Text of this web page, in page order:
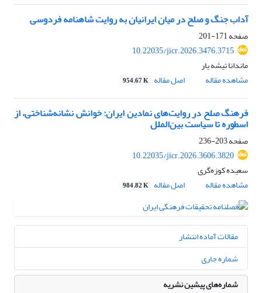
آداب جنگ و صلح در میان ایرانیان به روایت شاهنامه فردوسی
صفحه171-201
10.22035/jicr.2026.3476.3715
ماندانا تیشه یار
مشاهده مقاله
اصل مقاله 954.67 K
فرهنگ صلح در روایت‌های نمادین ایران: خوانش نشانه‌شناختی، از
اسطوره تا سیاست بین‌الملل
صفحه203-236
10.22035/jicr.2026.3606.3820
سعیده کوزه‌گری
مشاهده مقاله
اصل مقاله 984.82 K
مقالات آماده انتشار
شماره جاری
شماره‌های پیشین نشریه